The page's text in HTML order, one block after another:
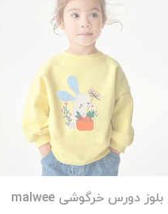
بلوز دورس خرگوشی malwee